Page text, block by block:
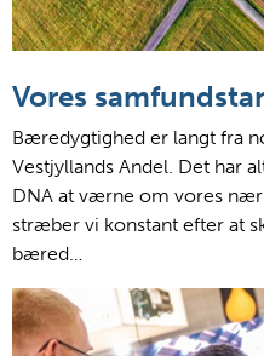
Vores
Bæredygtighed er langt fra
Vestjyllands Andel. Det har
DNA at værne om vores
stræber vi konstant efter at
bæred…